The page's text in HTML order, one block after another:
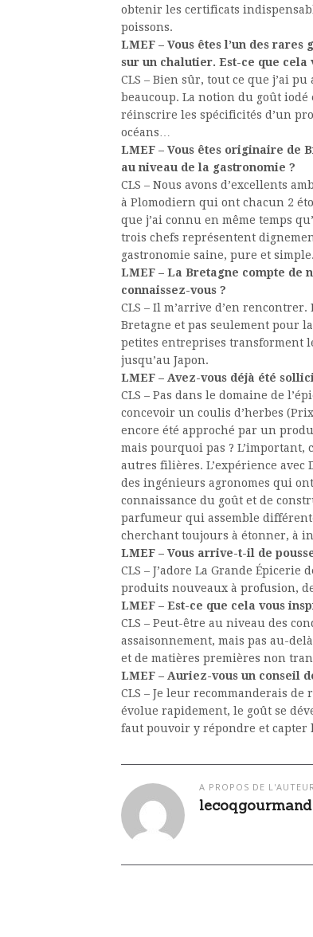
obtenir les certificats
poissons.
LMEF – Vous êtes l’un des
sur un chalutier. Est-ce que cela
CLS – Bien sûr, tout ce que j’ai
beaucoup. La notion du goût
réinscrire les spécificités d’un
océans…
LMEF – Vous êtes originaire de
au niveau de la gastronomie ?
CLS – Nous avons d’excellents
à Plomodiern qui ont chacun 2
que j’ai connu en même temps
trois chefs représentent
gastronomie saine, pure et simple.
LMEF – La Bretagne compte de
connaissez-vous ?
CLS – Il m’arrive d’en
Bretagne et pas seulement pour
petites entreprises transforment
jusqu’au Japon.
LMEF – Avez-vous déjà été
CLS – Pas dans le domaine de
concevoir un coulis d’herbes
encore été approché par un
mais pourquoi pas ? L’important,
autres filières. L’expérience avec
des ingénieurs agronomes qui
connaissance du goût et de
parfumeur qui assemble
cherchant toujours à étonner, à
LMEF – Vous arrive-t-il de
CLS – J’adore La Grande
produits nouveaux à profusion,
LMEF – Est-ce que cela vous
CLS – Peut-être au niveau des
assaisonnement, mais pas au-
et de matières premières non
LMEF – Auriez-vous un conseil
CLS – Je leur recommanderais
évolue rapidement, le goût se
faut pouvoir y répondre et capter
A PROPOS DE L'AUTEUR
lecoqgourmand